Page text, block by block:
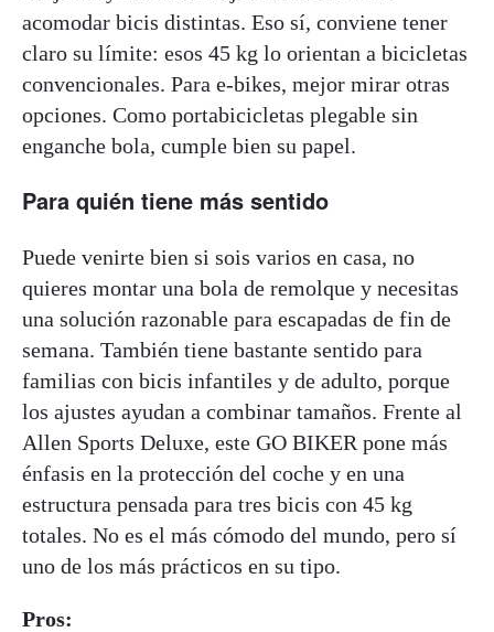
acomodar bicis distintas. Eso sí, conviene tener
claro su límite: esos 45 kg lo orientan a bicicletas
convencionales. Para e-bikes, mejor mirar otras
opciones. Como portabicicletas plegable sin
enganche bola, cumple bien su papel.
Para quién tiene más sentido
Puede venirte bien si sois varios en casa, no
quieres montar una bola de remolque y necesitas
una solución razonable para escapadas de fin de
semana. También tiene bastante sentido para
familias con bicis infantiles y de adulto, porque
los ajustes ayudan a combinar tamaños. Frente al
Allen Sports Deluxe, este GO BIKER pone más
énfasis en la protección del coche y en una
estructura pensada para tres bicis con 45 kg
totales. No es el más cómodo del mundo, pero sí
uno de los más prácticos en su tipo.
Pros: